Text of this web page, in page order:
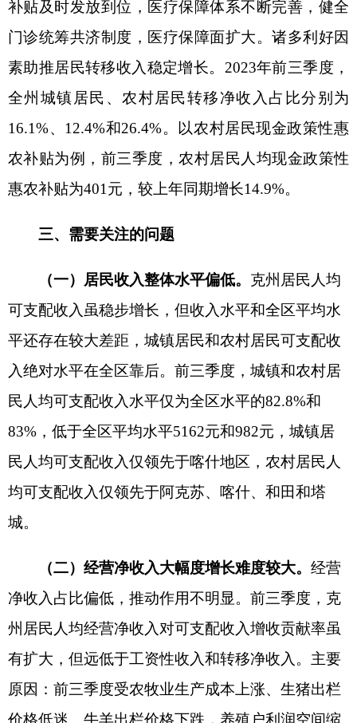
示，前三季度，猪肉平均价格20.63元/公斤，牛肉
平均价格63.7元/公斤， 羊肉平均价格64.4元/公斤，
比去年同期分别下降14.1%、1.9%和6.7%。另外饲
料、人工
等成本增加，不利于经营净收入增长。现
用，经营收入结构单一，主要收入来源为第三产
业，增加了结构风险。与此同时，农产品产量已处
于高位，农牧业发展体量规模较大，一产收入难有
转移性收入结构看，克州居民增收过度依赖于转移
净收入特别是养老金或离退休金、社会救济和补
贴。前三季度，城镇居民和农村 居民人均转移净收
入分别为2970元和1239元， 占人均可支配 收入的
12.4%和26.4%。其中，城镇居民养老金或离退休金
收入2934元，社会救济和补助收入152元，赡养收
入510元，报销医疗费收入665元，人均转移性支出
养收入
198元 、报销医疗费收入 185元 、现金政策性
惠农补贴收入
偏少 。绝对值小，占比低， 前三季度 ， 城镇居
民和农村居民人均财产净收入占人均收入的
2.73%
和1.94%。主要是房屋虚拟租金，而利息净收入、
红利收入、储蓄性保险净收益、转让承包土地经营
权租金净收入等其他类别收入占比偏低 ，反映克州